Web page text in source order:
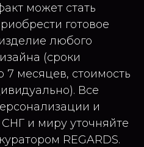
может стать
готовое
любого
(сроки
7 месяцев, стоимость
Все
и
и миру уточняйте
REGARDS.